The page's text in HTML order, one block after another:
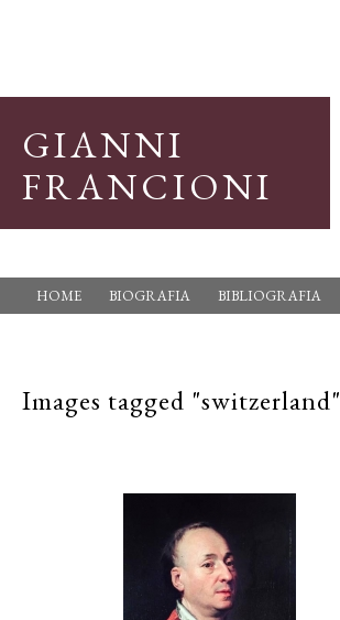
GIANNI
FRANCIONI
HOME BIOGRAFIA BIBLIOGRAFIA
Images tagged "switzerland"